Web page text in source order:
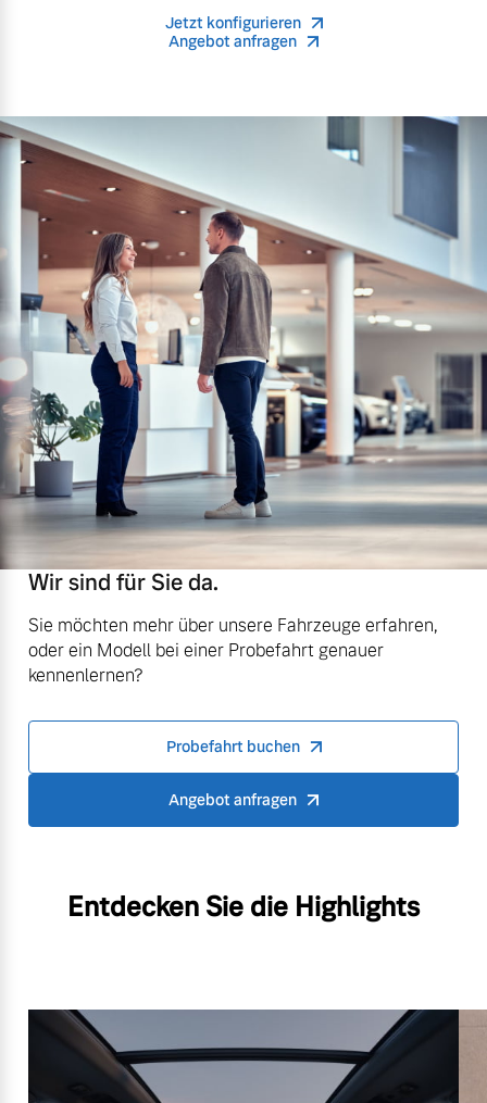
Jetzt konfigurieren
Angebot anfragen
Wir sind für Sie da.
Sie möchten mehr über unsere Fahrzeuge erfahren,
oder ein Modell bei einer Probefahrt genauer
kennenlernen?
Probefahrt buchen
Angebot anfragen
Entdecken Sie die Highlights